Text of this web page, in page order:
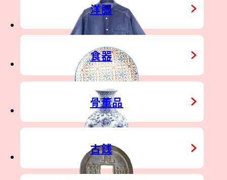
洋服
食器
骨董品
古銭